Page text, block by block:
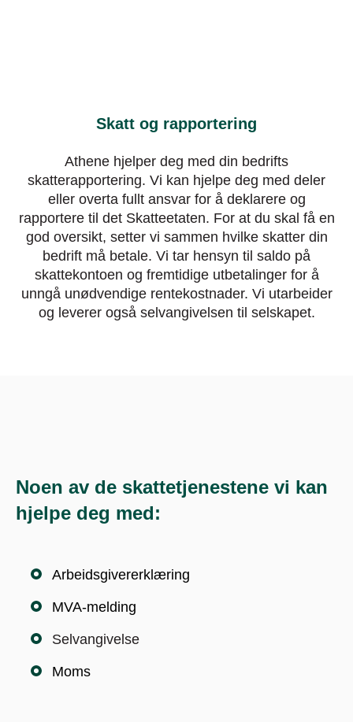
Skatt og rapportering
Athene hjelper deg med din bedrifts
skatterapportering. Vi kan hjelpe deg med deler
eller overta fullt ansvar for å deklarere og
rapportere til det Skatteetaten. For at du skal få en
god oversikt, setter vi sammen hvilke skatter din
bedrift må betale. Vi tar hensyn til saldo på
skattekontoen og fremtidige utbetalinger for å
unngå unødvendige rentekostnader. Vi utarbeider
og leverer også selvangivelsen til selskapet.
Noen av de skattetjenestene vi kan
hjelpe deg med:
Arbeidsgivererklæring
MVA-melding
Selvangivelse
Moms